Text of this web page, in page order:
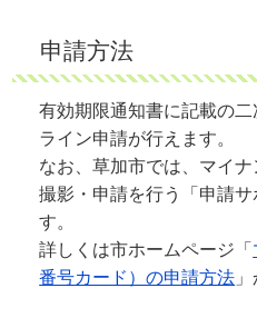
申請方法
有効期限通知書に記載の
ライン申請が行えます。
なお、草加市では、マイ
撮影・申請を行う「申請
す。
詳しくは市ホームページ「
番号カード）の申請方法